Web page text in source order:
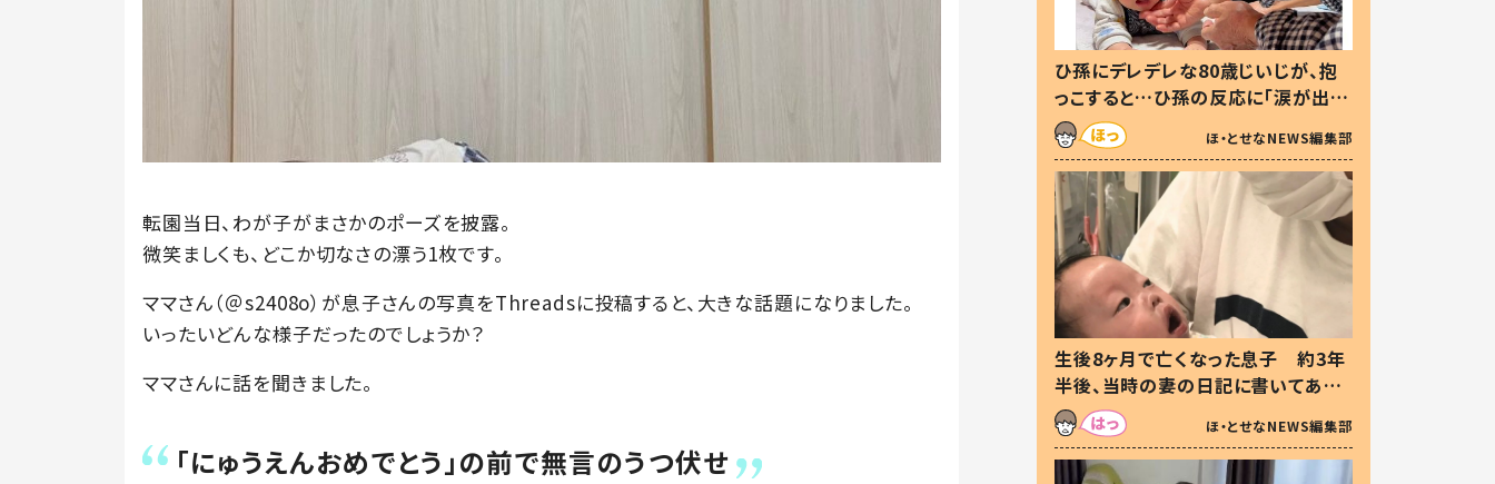
転園当日、わが子がまさかのポーズを披露。
微笑ましくも、どこか切なさの漂う1枚です。
ママさん（＠s2408o）が息子さんの写真をThreadsに投稿すると、大きな話題になりました。
いったいどんな様子だったのでしょうか？
ママさんに話を聞きました。
「にゅうえんおめでとう」の前で無言のうつ伏せ
ひ孫にデレデレな80歳じいじが、抱
っこすると…ひ孫の反応に「涙が出ま
した」「可愛くて仕方ない」
ほ・とせなNEWS編集部
生後8ヶ月で亡くなった息子 約3年
半後、当時の妻の日記に書いてあっ
た本音とは
ほ・とせなNEWS編集部